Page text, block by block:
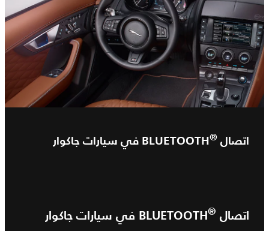
اتصال BLUETOOTH ®
اتصال BLUETOOTH ®